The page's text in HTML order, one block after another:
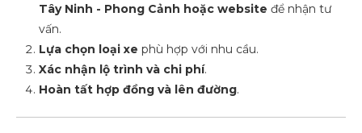
Tây Ninh - Phong Cảnh hoặc website để nhận tư
vấn.
Lựa chọn loại xe phù hợp với nhu cầu.
Xác nhận lộ trình và chi phí.
Hoàn tất hợp đồng và lên đường.